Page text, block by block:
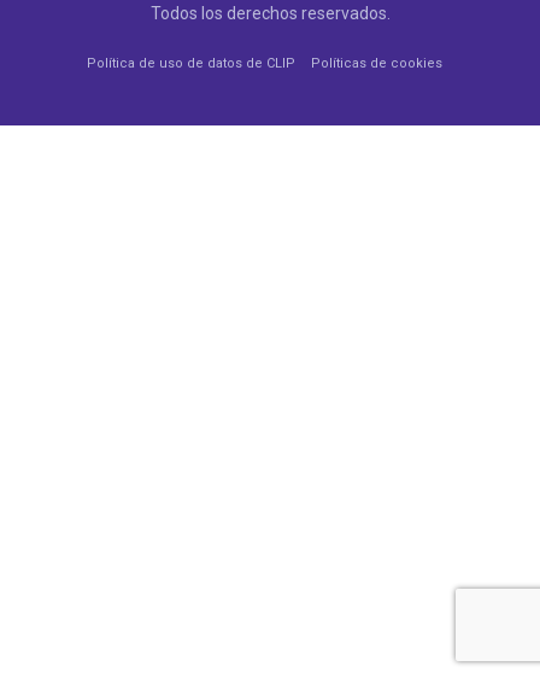
Todos los derechos reservados.
Política de uso de datos de CLIP Políticas de cookies